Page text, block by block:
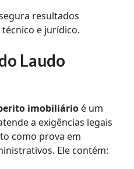
resultados
e jurídico.
Laudo
imobiliário é um
a exigências legais
como prova em
Ele contém: